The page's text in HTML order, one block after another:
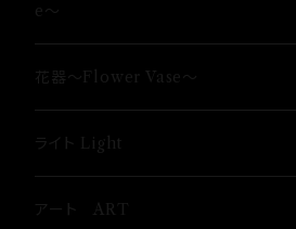
日本酒〜SAKE〜
ロックグラス〜Rock Glass〜
ウイスキーグラス〜Whisky Glass
e〜
花器〜Flower Vase〜
ライト Light
アート ART